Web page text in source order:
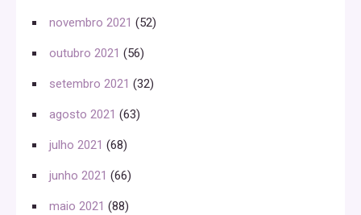
novembro 2021 (52)
outubro 2021 (56)
setembro 2021 (32)
agosto 2021 (63)
julho 2021 (68)
junho 2021 (66)
maio 2021 (88)